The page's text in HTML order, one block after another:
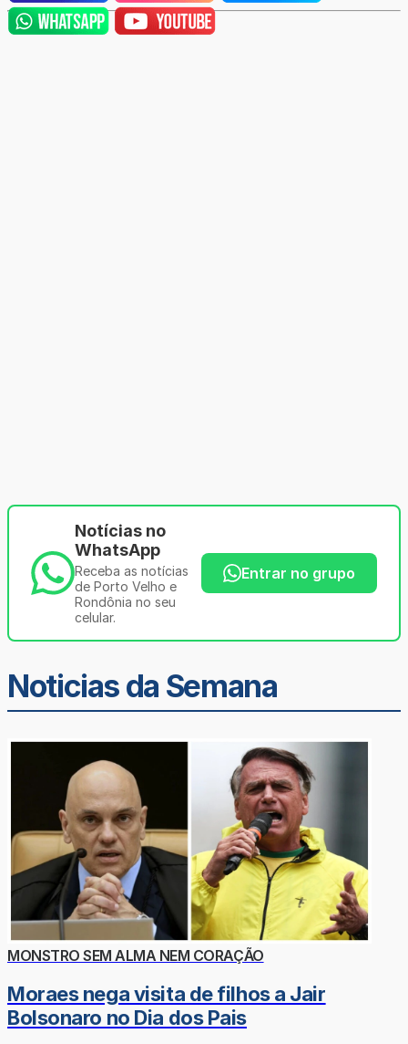
Notícias no
WhatsApp
Receba as notícias
de Porto Velho e
Rondônia no seu
celular.
Entrar no grupo
Noticias da Semana
MONSTRO SEM ALMA NEM CORAÇÃO
Moraes nega visita de filhos a Jair
Bolsonaro no Dia dos Pais